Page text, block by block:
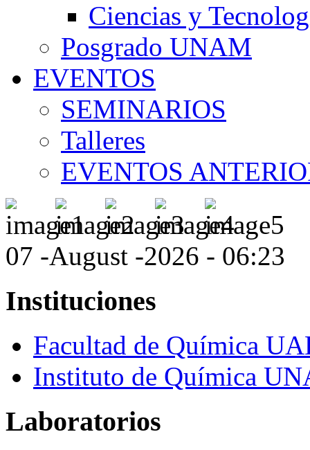
Ciencias y
Posgrado UNAM
EVENTOS
SEMINARIOS
Talleres
EVENTOS
07 -August -2026 - 06:23
Instituciones
Facultad de Química
Instituto de Química
Laboratorios